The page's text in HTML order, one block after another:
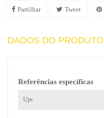
Partilhar Tweet
DADOS DO PRODUTO
Referências específicas
Upc